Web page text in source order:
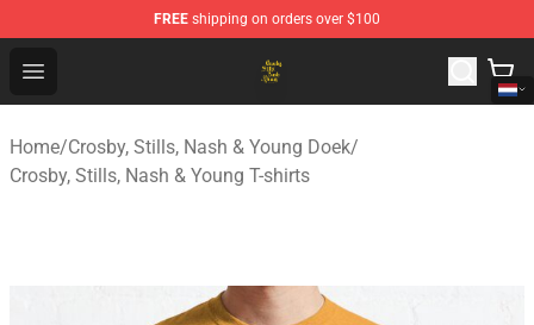
FREE shipping on orders over $100
Open menu
Crosby, Stills, Nash & Young Store - Official Crosby,
Home/Crosby, Stills, Nash & Young Doek/
Crosby, Stills, Nash & Young T-shirts